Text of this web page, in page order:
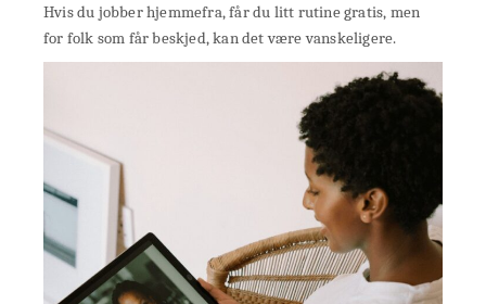
Hvis du jobber hjemmefra, får du litt rutine gratis, men
for folk som får beskjed, kan det være vanskeligere.